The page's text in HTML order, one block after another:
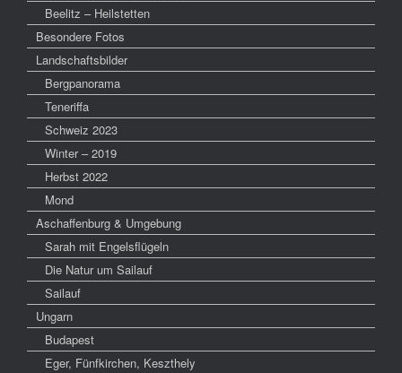
Beelitz – Heilstetten
Besondere Fotos
Landschaftsbilder
Bergpanorama
Teneriffa
Schweiz 2023
Winter – 2019
Herbst 2022
Mond
Aschaffenburg & Umgebung
Sarah mit Engelsflügeln
Die Natur um Sailauf
Sailauf
Ungarn
Budapest
Eger, Fünfkirchen, Keszthely